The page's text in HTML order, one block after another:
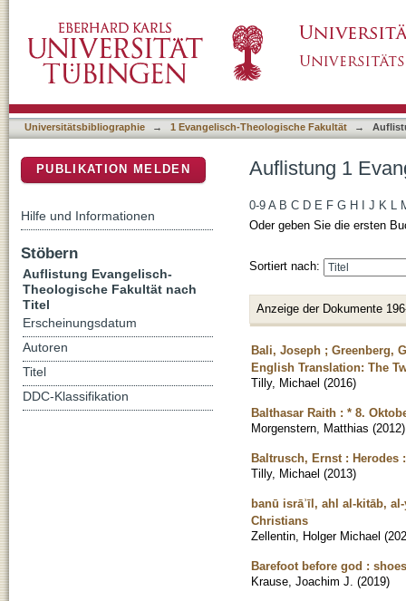
Universitätsbibliographie → 1 Evangelisch-Theologische Fakultät →
Auflistung 1
0-9 A B C D E F G H J K L
Oder geben Sie die ersten
Sortiert nach:
Anzeige der Dokumente
Bali, Joseph ; Greenberg,
English Translation: The
Tilly, Michael (2016)
Balthasar Raith : * 8.
Morgenstern, Matthias (2012)
Baltrusch, Ernst : Herodes
Tilly, Michael (2013)
banū isrāʾīl, ahl al-kitāb,
Christians
Zellentin, Holger Michael (
Barefoot before god :
Krause, Joachim J. (2019)
PUBLIKATION MELDEN
Hilfe und Informationen
Stöbern
Auflistung Evangelisch-
Theologische Fakultät nach
Titel
Erscheinungsdatum
Autoren
Titel
DDC-Klassifikation